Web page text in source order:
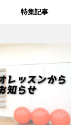
特集記事